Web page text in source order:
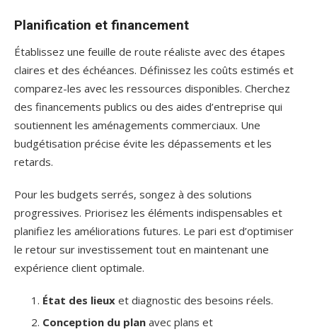
Planification et financement
Établissez une feuille de route réaliste avec des étapes
claires et des échéances. Définissez les coûts estimés et
comparez-les avec les ressources disponibles. Cherchez
des financements publics ou des aides d’entreprise qui
soutiennent les aménagements commerciaux. Une
budgétisation précise évite les dépassements et les
retards.
Pour les budgets serrés, songez à des solutions
progressives. Priorisez les éléments indispensables et
planifiez les améliorations futures. Le pari est d’optimiser
le retour sur investissement tout en maintenant une
expérience client optimale.
État des lieux et diagnostic des besoins réels.
Conception du plan avec plans et